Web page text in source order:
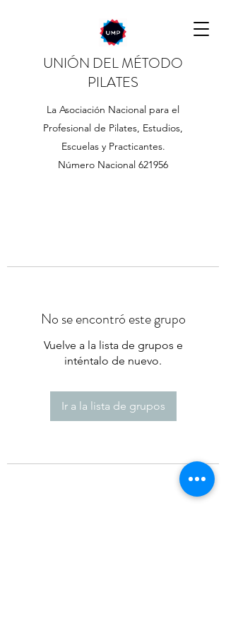
UNIÓN DEL MÉTODO
PILATES
La Asociación Nacional para el
Profesional de Pilates, Estudios,
Escuelas y Practicantes.
Número Nacional 621956
No se encontró este grupo
Vuelve a la lista de grupos e
inténtalo de nuevo.
Ir a la lista de grupos